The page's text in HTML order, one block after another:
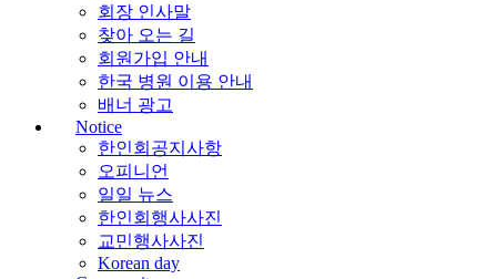
회장 인사말
찾아 오는 길
회원가입 안내
한국 병원 이용 안내
배너 광고
Notice
한인회공지사항
오피니언
일일 뉴스
한인회행사사진
교민행사사진
Korean day